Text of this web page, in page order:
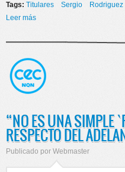
Tags: Titulares Sergio Rodriguez
Leer más
“NO ES UNA SIMPLE
RESPECTO DEL
Publicado por Webmaster